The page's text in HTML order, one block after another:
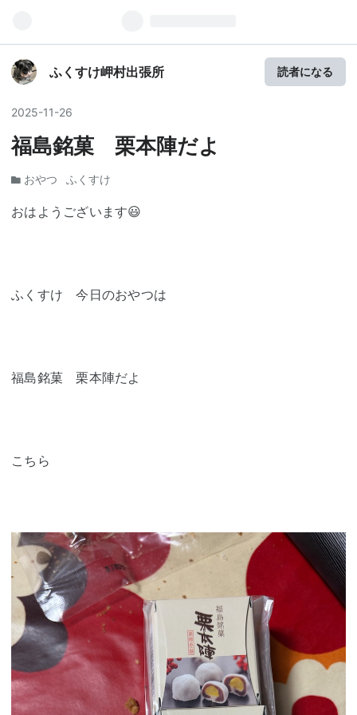
ふくすけ岬村出張所 読者になる
2025-11-26
福島銘菓 栗本陣だよ
おやつ ふくすけ
おはようございます😃
ふくすけ 今日のおやつは
福島銘菓 栗本陣だよ
こちら